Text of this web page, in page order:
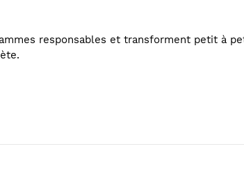
responsables et transforment petit à